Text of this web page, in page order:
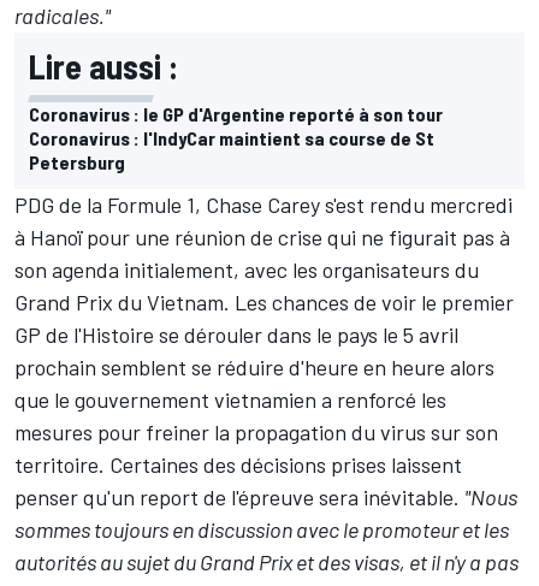
radicales."
Lire aussi :
Coronavirus : le GP d'Argentine reporté à son tour
Coronavirus : l'IndyCar maintient sa course de St
Petersburg
PDG de la Formule 1, Chase Carey s'est rendu mercredi
à Hanoï pour une réunion de crise qui ne figurait pas à
son agenda initialement, avec les organisateurs du
Grand Prix du Vietnam. Les chances de voir le premier
GP de l'Histoire se dérouler dans le pays le 5 avril
prochain semblent se réduire d'heure en heure alors
que le gouvernement vietnamien a renforcé les
mesures pour freiner la propagation du virus sur son
territoire. Certaines des décisions prises laissent
penser qu'un report de l'épreuve sera inévitable. "Nous
sommes toujours en discussion avec le promoteur et les
autorités au sujet du Grand Prix et des visas, et il n'y a pas